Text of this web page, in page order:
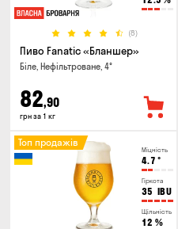
(8)
Пиво Fanatic «Бланшер»
Біле, Нефільтроване, 4°
82,90
грн за 1 кг
Міцність
4.7 °
Гіркота
35 IBU
Щільність
12 %
Топ продажів